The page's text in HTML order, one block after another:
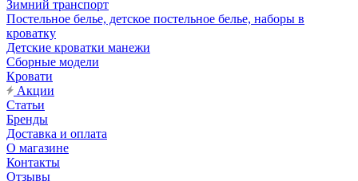
Зимний транспорт
Постельное белье, детское постельное белье, наборы в
кроватку
Детские кроватки манежи
Сборные модели
Кровати
Акции
Статьи
Бренды
Доставка и оплата
О магазине
Контакты
Отзывы